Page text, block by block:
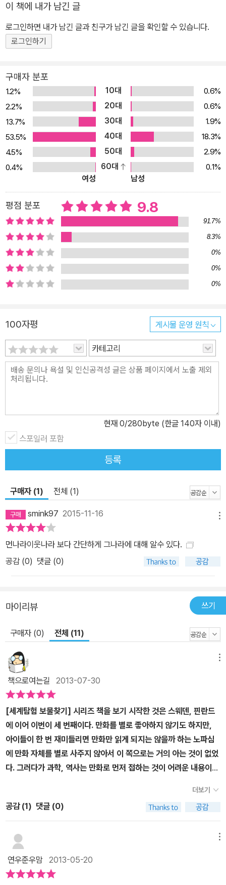
고, 거대한 돌을 한 치의 오차도 없이 쌓아 건물을 건축하고, 깊은 산
속에 계단식 밭을 일구고 전국에 돌길을 만드는 등 뛰어난 문명을 이
룬 그들의 역사는 누구나 한 번쯤 흥미를 느끼는 것이지요. 하지만 페
세계에서 가장 높은 곳에 위치한 호수인 티티카카, 아름다운 오아시
스를 간직한 사막, 국토의 절반 이상을 차지하고 있는 아마존 강과 밀
림 등 변화무쌍한 기후와 자연환경이 페루의 또 다른 매력이자 자랑
입니다. 뿐만 아니라 다양한 축제가 전국 각지에서 벌어지는 흥겨운
축제의 나라이며, 백인과 메스티소, 원주민, 흑인, 동양인 등 다양한
인종들이 함께 어울려 사는 나라입니다. 또한 스페인어와 케추아어,
아이마라어 등 세 개의 공용어를 사용하고, 이질적인 문화가 고루 섞
여 있는 다이나믹한 나라이기도 합니다. 신비로운 고대 문명과 아름
다운 자연환경, 다양한 문화가 어우러진 페루로 보물찾기 여행을 함
계 탐험 만화 역사상식' 시리즈는 가상의 숨겨진 보물을 찾는 주인공
들의 세계 여행과 모험을 만화로 엮어 그 나라의 역사와 문화를 배울
수 있도록 하는 학습만화입니다. 세계 여러 나라의 다양한 문화와 역
사를 단순히 나열하는 것이 아니라 신 나는 모험과 역사적 사건이 자
연스럽게 어울리도록 구성하여 학습 효과를 높인다는 취지에서 기획
되었습니다. 만화로 구성되어 있기 때문에 고대 문명에서부터 최근의
이 책에 내가 남긴 글
로그인하면 내가 남긴 글과 친구가 남긴 글을 확인할 수 있습니다.
로그인하기
구매자 분포
1.2% 10대
0.6%
2.2%
20대
0.6%
13.7%
30대
1.9%
53.5%
40대
18.3%
4.5%
50대
2.9%
0.4%
60대
0.1%
여성
남성
평점 분포 9.8
91.7%
8.3%
0%
0%
0%
100자평 게시물 운영 원칙
카테고리
현재 0/280byte (한글 140자 이내)
스포일러 포함
등록
구매자 (1) 전체 (1)
smink97 2015-11-16
먼나라이웃나라 보다 간단하게 그나라에 대해 알수 있다.
공감 (0) 댓글 (0)
마이리뷰 쓰기
구매자 (0) 전체 (11)
책으로여는길 2013-07-30
[세계탐험 보물찾기] 시리즈 책을 보기 시작한 것은 스웨덴, 핀란드
에 이어 이번이 세 번째이다. 만화를 별로 좋아하지 않기도 하지만,
아이들이 한 번 재미들리면 만화만 읽게 되지는 않을까 하는 노파심
에 만화 자체를 별로 사주지 않아서 이 쪽으로는 거의 아는 것이 없었
다. 그러다가 과학, 역사는 만화로 먼저 접하는 것이 어려운 내용이나
이 우리집 책장으로 들어오기 시작했다. 워낙 만화에 대한 재미를 못
느끼는 지라 주문을 해놓기는 하지만 아이들이 좋아라 볼 때도 나는
그런가보다 하고 넘기기 일쑤였다. 그러다가 이[세계탐험 보물찾기]
시리즈를 보게 되었는데, 생각했던 것보다 훨씬 사실적이고, 깊이 있
구성되어 웬만한 정보책보다 훨씬 더 전달이 된다는 것을 알고는 깜
짝 놀랐었다. 마냥 재미있게만 전달하기 위해서 몇 가지만 가볍게 전
더보기
공감 (1) 댓글 (0)
연우준우맘 2013-05-20